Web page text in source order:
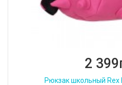
2
Рюкзак школьный Rex